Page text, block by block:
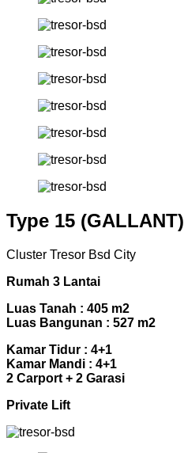
Type 15 (GALLANT)
Cluster Tresor Bsd City
Rumah 3 Lantai
Luas Tanah : 405 m2
Luas Bangunan : 527 m2
Kamar Tidur : 4+1
Kamar Mandi : 4+1
2 Carport + 2 Garasi
Private Lift